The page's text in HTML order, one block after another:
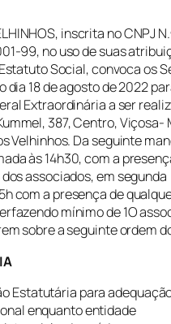
inscrita no CNPJ
99, no uso de suas
Social, convoca os
dia 18 de agosto de 2022
Extraordinária a ser
387, Centro, Viçosa-
Velhinhos. Da seguinte
às 14h30, com a
associados, em segunda
com a presença de
mínimo de 1O
sobre a seguinte ordem
Estatutária para
enquanto entidade